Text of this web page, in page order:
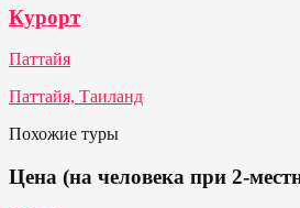
Курорт
Паттайя
Паттайя, Таиланд
Похожие туры
Цена (на человека при 2-